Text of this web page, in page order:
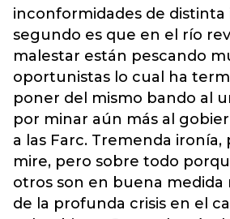
inconformidades de distinta
segundo es que en el río
malestar están pescando
oportunistas lo cual ha
poner del mismo bando al
por minar aún más al
a las Farc. Tremenda ironía,
mire, pero sobre todo
otros son en buena medida
de la profunda crisis en el